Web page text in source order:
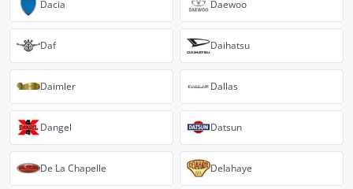
Dacia Daewoo
Daf Daihatsu
Daimler Dallas
Dangel Datsun
De La Chapelle Delahaye